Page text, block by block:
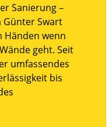
Sanierung –
Swart
Händen wenn
geht. Seit
umfassendes
bis